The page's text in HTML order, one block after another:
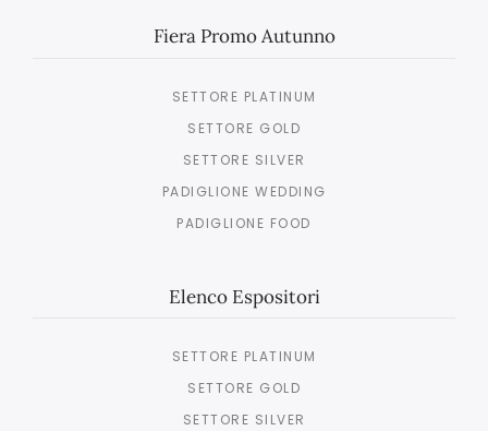
Fiera Promo Autunno
SETTORE PLATINUM
SETTORE GOLD
SETTORE SILVER
PADIGLIONE WEDDING
PADIGLIONE FOOD
Elenco Espositori
SETTORE PLATINUM
SETTORE GOLD
SETTORE SILVER